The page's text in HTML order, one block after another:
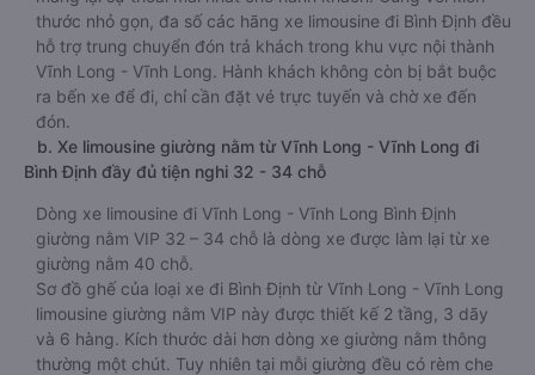
thước nhỏ gọn, đa số các hãng xe limousine đi Bình Định đều
hỗ trợ trung chuyển đón trả khách trong khu vực nội thành
Vĩnh Long - Vĩnh Long. Hành khách không còn bị bắt buộc
ra bến xe để đi, chỉ cần đặt vé trực tuyến và chờ xe đến
đón.
b. Xe limousine giường nằm từ Vĩnh Long - Vĩnh Long đi
Bình Định đầy đủ tiện nghi 32 - 34 chỗ
Dòng xe limousine đi Vĩnh Long - Vĩnh Long Bình Định
giường nằm VIP 32 – 34 chỗ là dòng xe được làm lại từ xe
giường nằm 40 chỗ.
Sơ đồ ghế của loại xe đi Bình Định từ Vĩnh Long - Vĩnh Long
limousine giường nằm VIP này được thiết kế 2 tầng, 3 dãy
và 6 hàng. Kích thước dài hơn dòng xe giường nằm thông
thường một chút. Tuy nhiên tại mỗi giường đều có rèm che